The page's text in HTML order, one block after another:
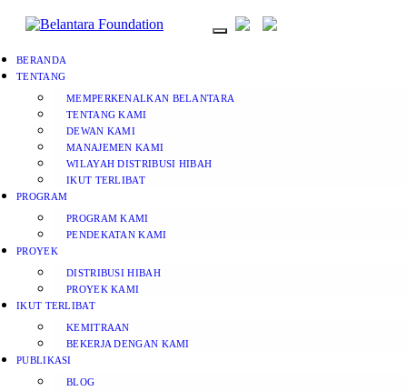
BERANDA
TENTANG
MEMPERKENALKAN BELANTARA
TENTANG KAMI
DEWAN KAMI
MANAJEMEN KAMI
WILAYAH DISTRIBUSI HIBAH
IKUT TERLIBAT
PROGRAM
PROGRAM KAMI
PENDEKATAN KAMI
PROYEK
DISTRIBUSI HIBAH
PROYEK KAMI
IKUT TERLIBAT
KEMITRAAN
BEKERJA DENGAN KAMI
PUBLIKASI
BLOG